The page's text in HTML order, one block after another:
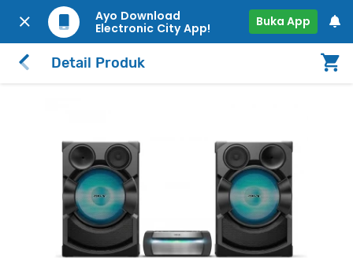
Ayo Download
Electronic City App!
Buka App
Detail Produk